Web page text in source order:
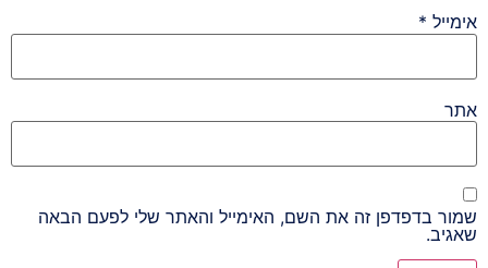
אימייל *
אתר
שמור בדפדפן זה את השם, האימייל והאתר שלי לפעם הבאה
שאגיב.